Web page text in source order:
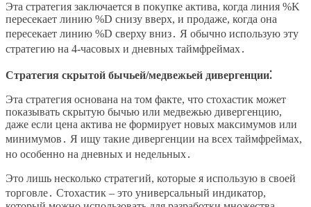
Эта стратегия заключается в покупке актива, когда линия %K
пересекает линию %D снизу вверх, и продаже, когда она
пересекает линию %D сверху вниз․ Я обычно использую эту
стратегию на 4-часовых и дневных таймфреймах․
Стратегия скрытой бычьей/медвежьей дивергенции⁚
Эта стратегия основана на том факте, что стохастик может
показывать скрытую бычью или медвежью дивергенцию,
даже если цена актива не формирует новых максимумов или
минимумов․ Я ищу такие дивергенции на всех таймфреймах,
но особенно на дневных и недельных․
Это лишь несколько стратегий, которые я использую в своей
торговле․ Стохастик – это универсальный индикатор,